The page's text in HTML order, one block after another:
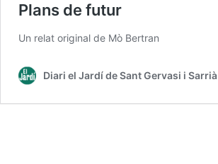
Plans de futur
Un relat original de Mò Bertran
Diari el Jardí de Sant Gervasi i Sarrià